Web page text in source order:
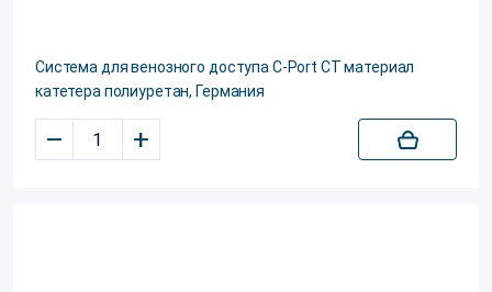
Система для венозного доступа C-Port CT материал
катетера полиуретан, Германия
– +